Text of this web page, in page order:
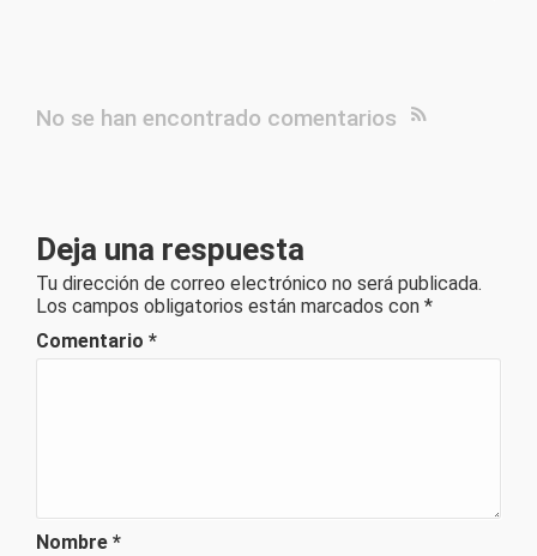
No se han encontrado comentarios
Deja una respuesta
Tu dirección de correo electrónico no será publicada.
Los campos obligatorios están marcados con *
Comentario *
Nombre *